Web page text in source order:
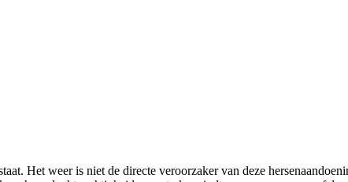
Het weer is niet de directe veroorzaker van deze